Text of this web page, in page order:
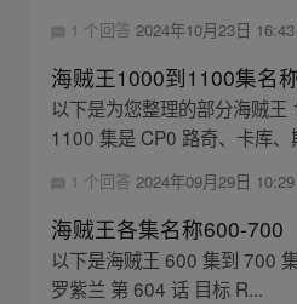
1 个回答2024年10月23日 16:43
海贼王1000到1100集名
以下是为您整理的部分海贼
1100 集是 CP0 路奇、卡库、
1 个回答2024年09月29日 10:29
海贼王各集名称600-700
以下是海贼王 600 集到 700
罗紫兰 第 604 话 目标 R...